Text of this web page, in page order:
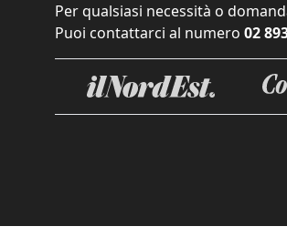
Per qualsiasi necessità o
Puoi contattarci al numero 02